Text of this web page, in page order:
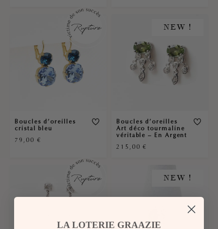
Boucles d’oreilles
cristal bleu
79,00 €
NEW !
Boucles d’oreilles
Art déco tourmaline
véritable – En Argent
215,00€
NEW !
LA LOTERIE GRAAZIE